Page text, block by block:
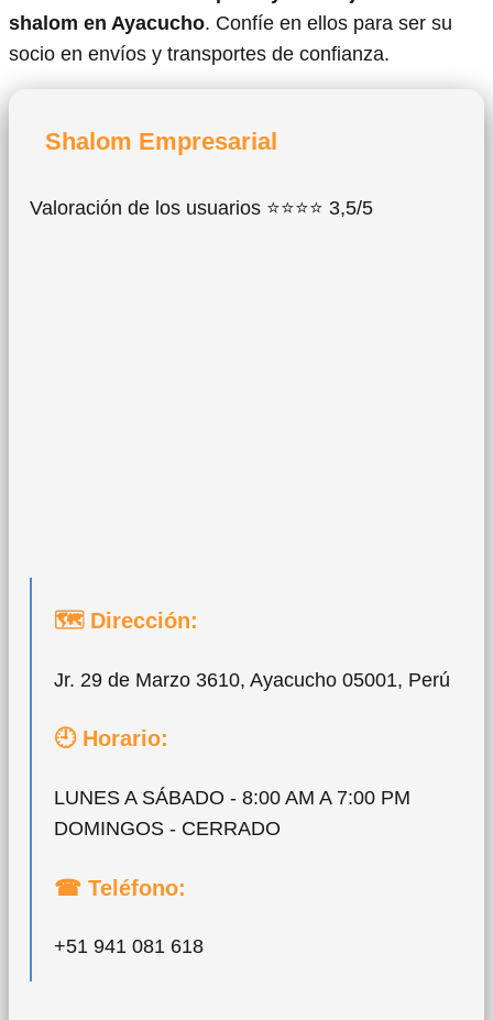
shalom en Ayacucho. Confíe en ellos para ser su
socio en envíos y transportes de confianza.
Shalom Empresarial
Valoración de los usuarios ⭐⭐⭐⭐ 3,5/5
🗺 Dirección:
Jr. 29 de Marzo 3610, Ayacucho 05001, Perú
🕘 Horario:
LUNES A SÁBADO - 8:00 AM A 7:00 PM
DOMINGOS - CERRADO
☎ Teléfono:
+51 941 081 618